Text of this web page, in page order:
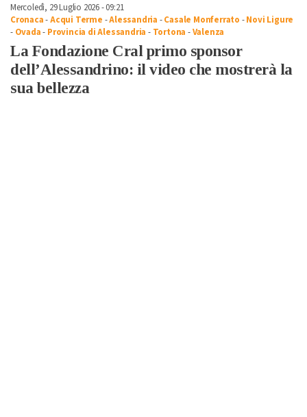
Mercoledì, 29 Luglio 2026 - 09:21
Cronaca-Acqui Terme -Alessandria -Casale Monferrato -Novi Ligure
- Ovada- Provincia di Alessandria - Tortona -Valenza
La Fondazione Cral primo sponsor
dell’Alessandrino: il video che mostrerà la
sua bellezza